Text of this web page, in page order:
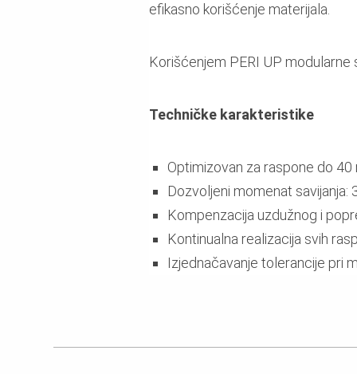
efikasno korišćenje materijala.
Korišćenjem PERI UP
Techničke karakteristike
Optimizovan za raspone do 40
Dozvoljeni momenat savijanja:
Kompenzacija uzdužnog i
Kontinualna realizacija svih
Izjednačavanje tolerancije pri